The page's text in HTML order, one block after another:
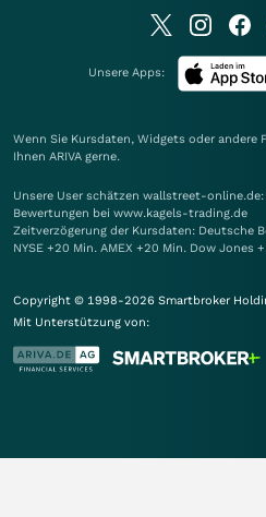
Unsere Apps:
Wenn Sie Kursdaten, Widgets oder
Ihnen ARIVA gerne.
Unsere User schätzen wallstreet-
Bewertungen bei www.kagels-trading.de
Zeitverzögerung der Kursdaten: Deutsche
NYSE +20 Min. AMEX +20 Min. Dow Jones
Copyright © 1998-2026 Smartbroker
Mit Unterstützung von: